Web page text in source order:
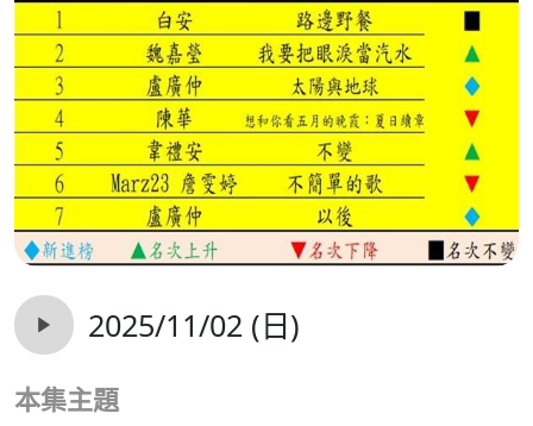
2025/11/02 (日)
本集主題